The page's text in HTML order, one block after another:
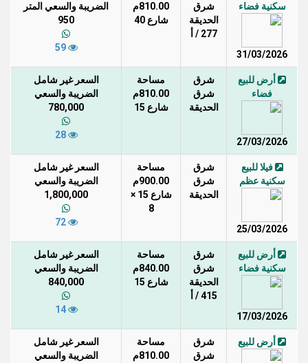
سكنية فضاء
31/03/2026
شرق
الحديقة
277 / أ
810.00م
شارع 40
الضريبة والسعي المتر
950
59
أرض للبيع
فضاء
27/03/2026
شرق
شرق
الحديقة
مساحة
810.00م
شارع 15
السعر غير شامل
الضريبة والسعي
780,000
28
فيلا للبيع
سكنية عظم
25/03/2026
شرق
شرق
الحديقة
مساحة
900.00م
شارع 15 ×
8
السعر غير شامل
الضريبة والسعي
1,800,000
72
أرض للبيع
سكنية فضاء
17/03/2026
شرق
شرق
الحديقة
415 / أ
مساحة
840.00م
شارع 15
السعر غير شامل
الضريبة والسعي
840,000
14
أرض للبيع
شرق
شرق
مساحة
810.00م
السعر غير شامل
الضريبة والسعي